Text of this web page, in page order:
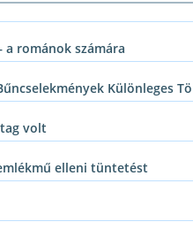
a románok számára
Különleges
volt
elleni tüntetést